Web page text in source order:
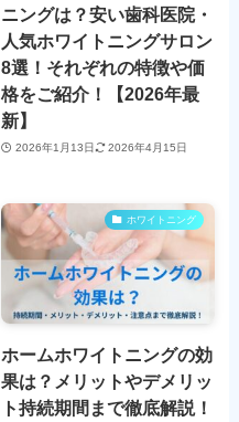
ニングは？安い歯科医院・
人気ホワイトニングサロン
8選！それぞれの特徴や価
格をご紹介！【2026年最
新】
2026年1月13日 2026年4月15日
ホワイトニング
ホームホワイトニングの効
果は？メリットやデメリッ
ト持続期間まで徹底解説！